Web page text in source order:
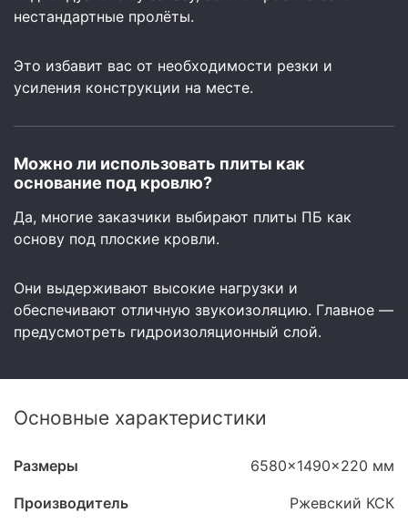
нестандартные пролёты.
Это избавит вас от необходимости резки и
усиления конструкции на месте.
Можно ли использовать плиты как
основание под кровлю?
Да, многие заказчики выбирают плиты ПБ как
основу под плоские кровли.
Они выдерживают высокие нагрузки и
обеспечивают отличную звукоизоляцию. Главное —
предусмотреть гидроизоляционный слой.
Основные характеристики
Размеры 6580x1490x220 мм
Производитель Ржевский КСК